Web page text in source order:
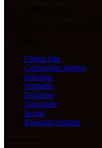
Ultima Ora
Conferenze stampa
Infortuni
Formello
Esclusive
Nazionale
Social
Rassegna Stampa